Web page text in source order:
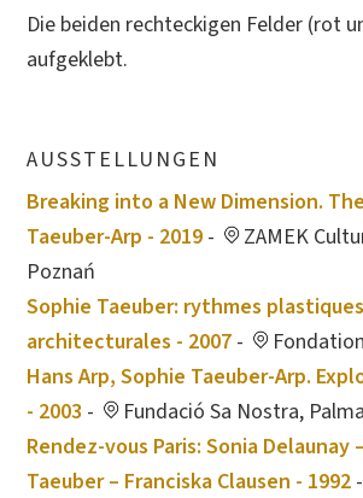
Die beiden rechteckigen Felder (rot
aufgeklebt.
AUSSTELLUNGEN
Breaking into a New Dimension.
Taeuber-Arp - 2019 -
ZAMEK
Poznań
Sophie Taeuber: rythmes
architecturales - 2007 -
Hans Arp, Sophie Taeuber-Arp.
- 2003 -
Fundació Sa Nostra,
Rendez-vous Paris: Sonia Delaunay
Taeuber – Franciska Clausen - 1992 -